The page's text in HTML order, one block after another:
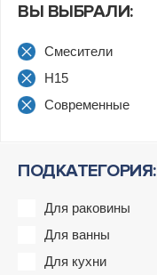
ВЫ ВЫБРАЛИ:
Смесители
H15
Современные
ПОДКАТЕГОРИЯ:
Для раковины
Для ванны
Для кухни